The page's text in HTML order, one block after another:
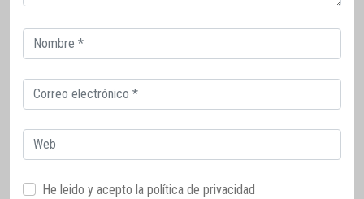
Correo
electrónico
Correo
electrónico
Web
He leido y acepto la política de privacidad